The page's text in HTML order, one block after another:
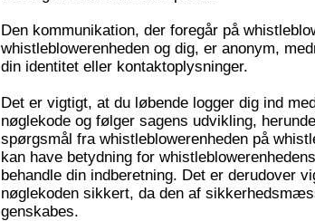
Den kommunikation, der foregår på
whistleblowerenheden og dig, er anonym,
din identitet eller kontaktoplysninger.
Det er vigtigt, at du løbende logger dig ind
nøglekode og følger sagens udvikling,
spørgsmål fra whistleblowerenheden på
kan have betydning for
behandle din indberetning. Det er derudover
nøglekoden sikkert, da den af
genskabes.